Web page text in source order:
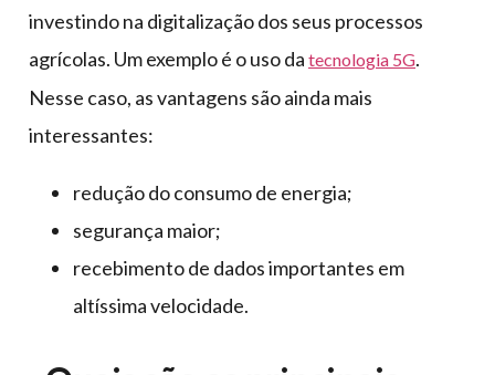
investindo na digitalização dos seus processos
agrícolas. Um exemplo é o uso da tecnologia 5G.
Nesse caso, as vantagens são ainda mais
interessantes:
redução do consumo de energia;
segurança maior;
recebimento de dados importantes em
altíssima velocidade.